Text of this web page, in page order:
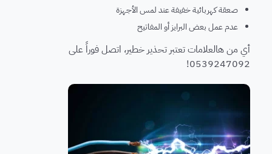
صعقة كهربائية خفيفة عند لمس الأجهزة
عدم عمل بعض البرايز أو المفاتيح
أي من هالعلامات تعتبر تحذير خطير، اتصل فوراً على
0539247092!